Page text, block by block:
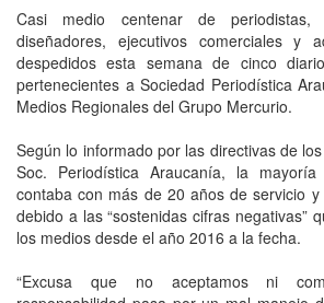
Casi medio centenar de periodistas,
diseñadores, ejecutivos comerciales y
despedidos esta semana de cinco
pertenecientes a Sociedad Periodística
Medios Regionales del Grupo Mercurio.
Según lo informado por las directivas de
Soc. Periodística Araucanía, la
contaba con más de 20 años de servicio
debido a las “sostenidas cifras negativas”
los medios desde el año 2016 a la fecha.
“Excusa que no aceptamos ni